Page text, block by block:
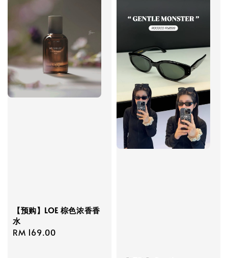
【预购】LOE 棕色浓香香
水
Regular
RM 169.00